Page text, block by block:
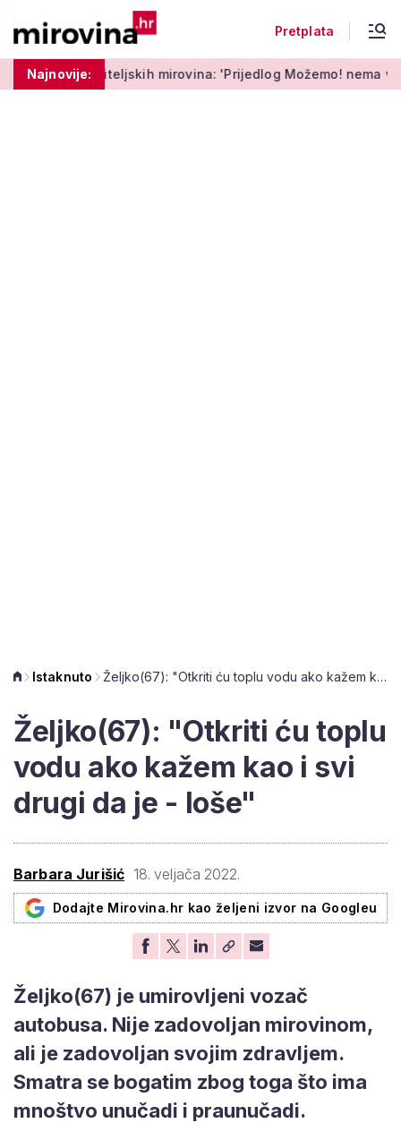
Pretplata
Najnovije:
mirovina: 'Prijedlog Možemo! nema veze s Vladinim'
Istaknuto Željko(67): "Otkriti ću toplu vodu ako kažem kao i svi drugi da je - loše"
Željko(67): "Otkriti ću toplu
vodu ako kažem kao i svi
drugi da je - loše"
Barbara Jurišić 18. veljača 2022.
Dodajte Mirovina.hr kao željeni izvor na Googleu
Željko(67) je umirovljeni vozač
autobusa. Nije zadovoljan mirovinom,
ali je zadovoljan svojim zdravljem.
Smatra se bogatim zbog toga što ima
mnoštvo unučadi i praunučadi.